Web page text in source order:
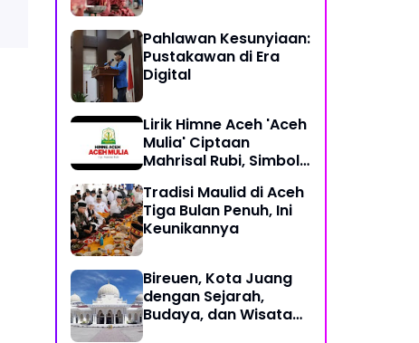
Pahlawan Kesunyiaan:
Pustakawan di Era
Digital
Lirik Himne Aceh 'Aceh
Mulia' Ciptaan
Mahrisal Rubi, Simbol
dan Perjuangan
Tradisi Maulid di Aceh
Tiga Bulan Penuh, Ini
Keunikannya
Bireuen, Kota Juang
dengan Sejarah,
Budaya, dan Wisata